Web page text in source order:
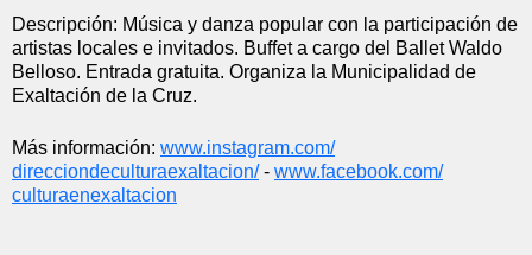
Descripción: Música y danza popular con la participación de
artistas locales e invitados. Buffet a cargo del Ballet Waldo
Belloso. Entrada gratuita. Organiza la Municipalidad de
Exaltación de la Cruz.
Más información: www.instagram.com/
direcciondeculturaexaltacion/ - www.facebook.com/
culturaenexaltacion